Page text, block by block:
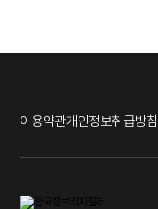
이용약관개인정보취급방침